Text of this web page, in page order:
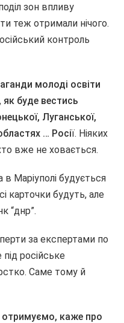
зон впливу
теж отримали нічого.
контроль
молоді освіти
як буде вестись
Луганської,
… Росії. Ніяких
вже не ховається.
Маріуполі будується
карточки будуть, але
“днр”.
за експертами по
російське
Саме тому й
каже про